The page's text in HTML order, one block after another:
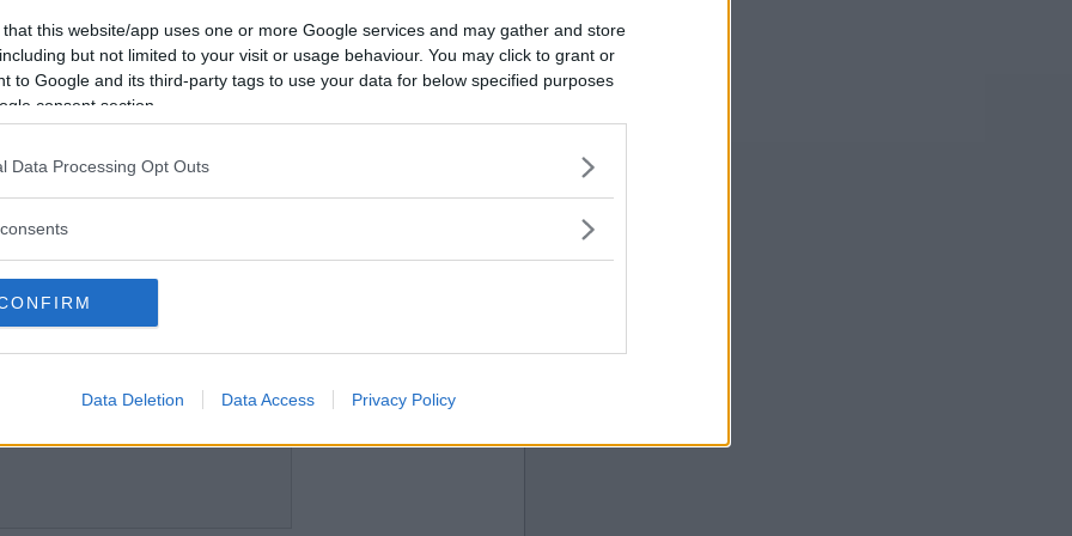
that this website/app uses one or more Google services and may gather and store
but not limited to your visit or usage behaviour. You may click to grant or
to Google and its third-party tags to use your data for below specified purposes
consent section.
Data Processing Opt Outs
Data Deletion Data Access Privacy Policy
Vil du være
medlem?